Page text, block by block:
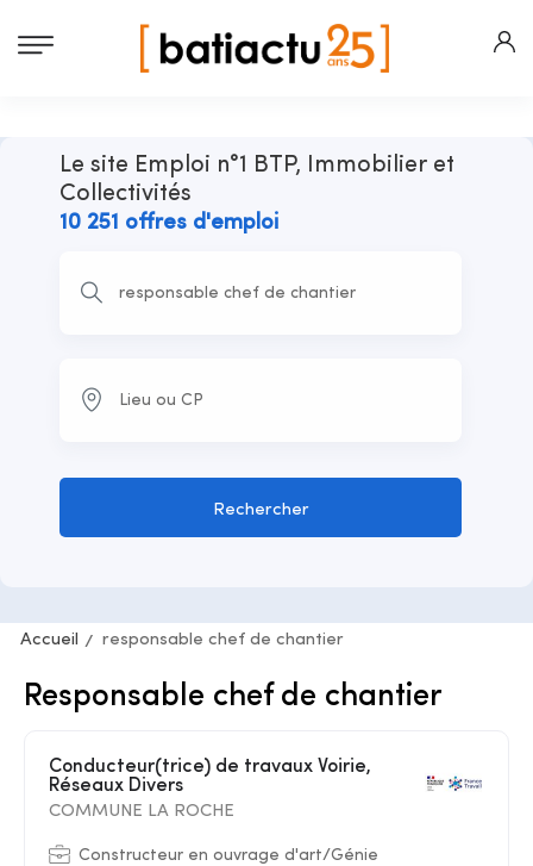
Le site Emploi n°1 BTP, Immobilier et
Collectivités
10 251 offres d'emploi
Rechercher
Accueil responsable chef de chantier
Responsable chef de chantier
Conducteur(trice) de travaux Voirie,
Réseaux Divers
COMMUNE LA ROCHE
Constructeur en ouvrage d'art/Génie